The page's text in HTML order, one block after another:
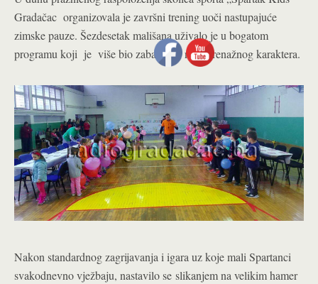
Gradačac organizovala je završni trening uoči nastupajuće
zimske pauze. Šezdesetak mališana uživalo je u bogatom
programu koji je više bio zabavnog, nego trenažnog karaktera.
Nakon standardnog zagrijavanja i igara uz koje mali Spartanci
svakodnevno vježbaju, nastavilo se slikanjem na velikim hamer